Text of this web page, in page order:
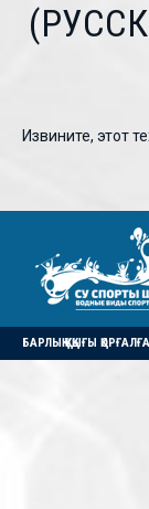
Извините, этот
БАРЛЫҚ ҚҰҚЫҒЫ